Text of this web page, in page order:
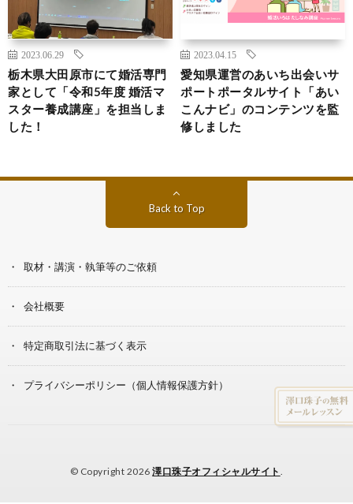
2023.06.29
栃木県大田原市にて婚活専門
家として「令和5年度 婚活マ
スター養成講座」を担当しま
した！
2023.04.15
愛知県運営のあいち出会いサ
ポートポータルサイト「あい
こんナビ」のコンテンツを監
修しました
Back to Top
取材・講演・執筆等のご依頼
会社概要
特定商取引法に基づく表示
プライバシーポリシー（個人情報保護方針）
© Copyright 2026澤口珠子オフィシャルサイト